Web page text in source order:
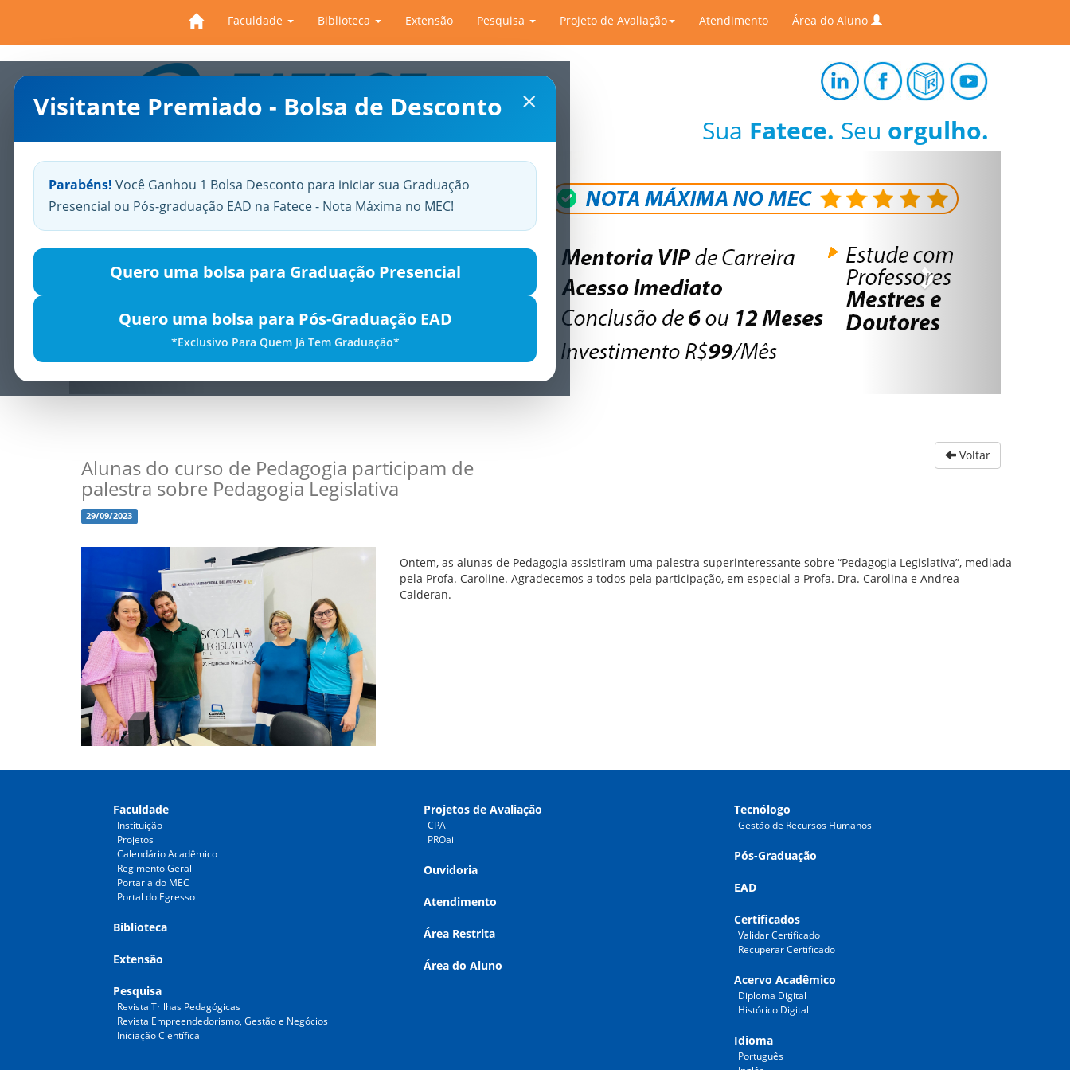
Faculdade Biblioteca Extensão Pesquisa Projeto de Avaliação Atendimento Área do Aluno
×
Visitante Premiado - Bolsa de Desconto
Parabéns! Você Ganhou 1 Bolsa Desconto para iniciar sua Graduação
Presencial ou Pós-graduação EAD na Fatece - Nota Máxima no MEC!
Quero uma bolsa para Graduação Presencial
Quero uma bolsa para Pós-Graduação EAD
*Exclusivo Para Quem Já Tem Graduação*
Sua Fatece. Seu orgulho.
Previous
Alunas do curso de Pedagogia participam de
palestra sobre Pedagogia Legislativa
29/09/2023
Voltar
Ontem, as alunas de Pedagogia assistiram uma palestra superinteressante sobre “Pedagogia Legislativa”, mediada
pela Profa. Caroline. Agradecemos a todos pela participação, em especial a Profa. Dra. Carolina e Andrea
Calderan.
Faculdade
Instituição
Projetos
Calendário Acadêmico
Regimento Geral
Portaria do MEC
Portal do Egresso
Biblioteca
Extensão
Pesquisa
Revista Trilhas Pedagógicas
Revista Empreendedorismo, Gestão e Negócios
Iniciação Científica
Projetos de Avaliação
CPA
PROai
Ouvidoria
Atendimento
Área Restrita
Área do Aluno
Tecnólogo
Gestão de Recursos Humanos
Pós-Graduação
EAD
Certificados
Validar Certificado
Recuperar Certificado
Acervo Acadêmico
Diploma Digital
Histórico Digital
Idioma
Português